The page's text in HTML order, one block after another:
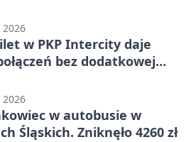
w PKP Intercity daje
bez dodatkowej
w autobusie w
Śląskich. Zniknęło 4260 zł